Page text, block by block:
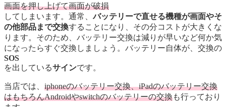
画面を押し上げて画面が破損
してしまいます。通常、バッテリーで直せる機種が画面やそ
の他部品まで交換することになり、その分コストが大きくな
ります。そのため、バッテリー交換は減りが早いなど何か気
になったらすぐ交換しましょう。バッテリー自体が、交換の
SOS
を出しているサインです。
当店では、 iphoneのバッテリー交換、iPadのバッテリー交換
はもちろんAndroidやswitchのバッテリーの交換も行っており